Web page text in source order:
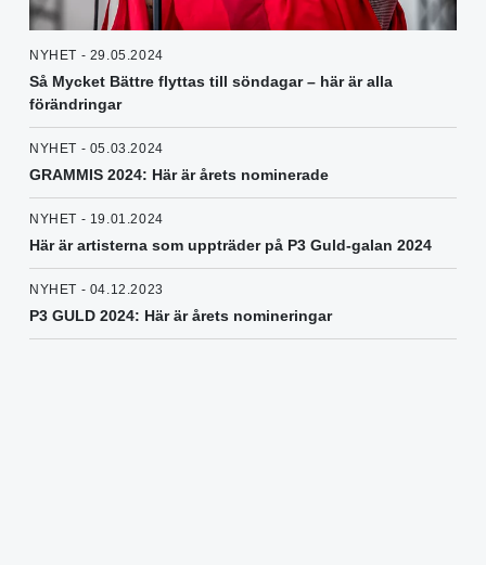
NYHET - 29.05.2024
Så Mycket Bättre flyttas till söndagar – här är alla
förändringar
NYHET - 05.03.2024
GRAMMIS 2024: Här är årets nominerade
NYHET - 19.01.2024
Här är artisterna som uppträder på P3 Guld-galan 2024
NYHET - 04.12.2023
P3 GULD 2024: Här är årets nomineringar